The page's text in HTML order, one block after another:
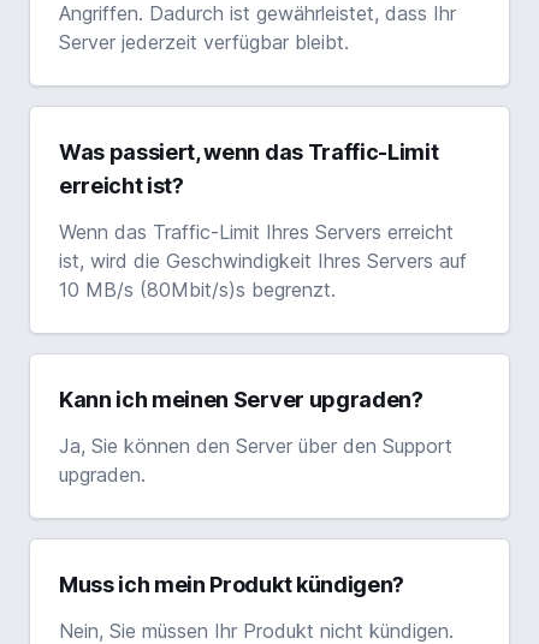
Angriffen. Dadurch ist gewährleistet, dass Ihr
Server jederzeit verfügbar bleibt.
Was passiert, wenn das Traffic-Limit
erreicht ist?
Wenn das Traffic-Limit Ihres Servers erreicht
ist, wird die Geschwindigkeit Ihres Servers auf
10 MB/s (80Mbit/s)s begrenzt.
Kann ich meinen Server upgraden?
Ja, Sie können den Server über den Support
upgraden.
Muss ich mein Produkt kündigen?
Nein, Sie müssen Ihr Produkt nicht kündigen.